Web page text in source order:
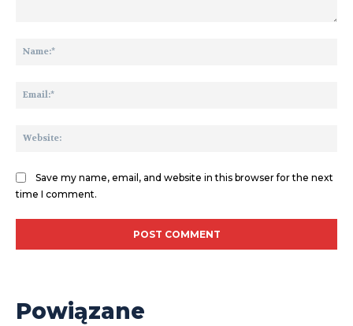
Save my name, email, and website in this browser for the next
time I comment.
Powiązane